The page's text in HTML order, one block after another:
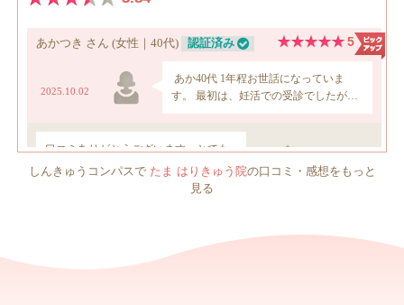
しんきゅうコンパスで たま はりきゅう院の口コミ・感想をもっと
見る